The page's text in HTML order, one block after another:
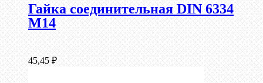
Гайка соединительная DIN 6334
М14
45,45 ₽